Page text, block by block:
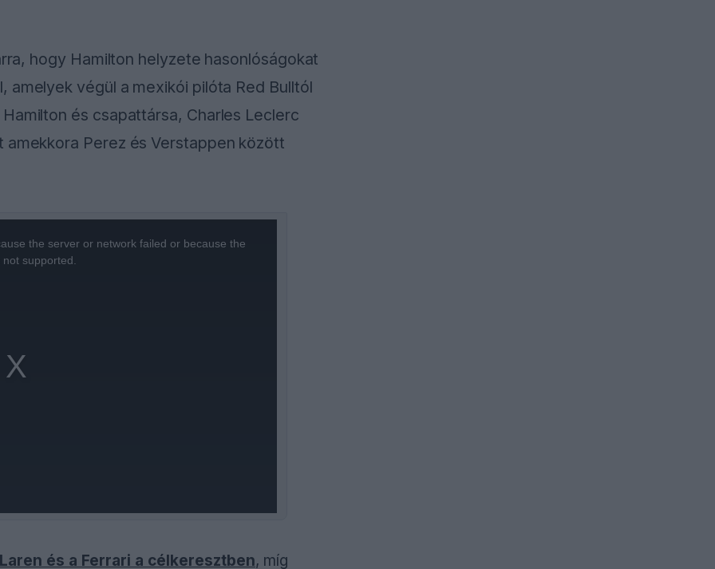
hogy Hamilton helyzete hasonlóságokat
végül a mexikói pilóta Red Bulltól
és csapattársa, Charles Leclerc
Perez és Verstappen között
the server or network failed or because the
supported.
és a Ferrari a célkeresztben, míg